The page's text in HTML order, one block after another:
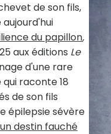
de son fils,
du papillon,
aux éditions Le
d'une rare
raconte 18
de son fils
épilepsie sévère
destin fauché